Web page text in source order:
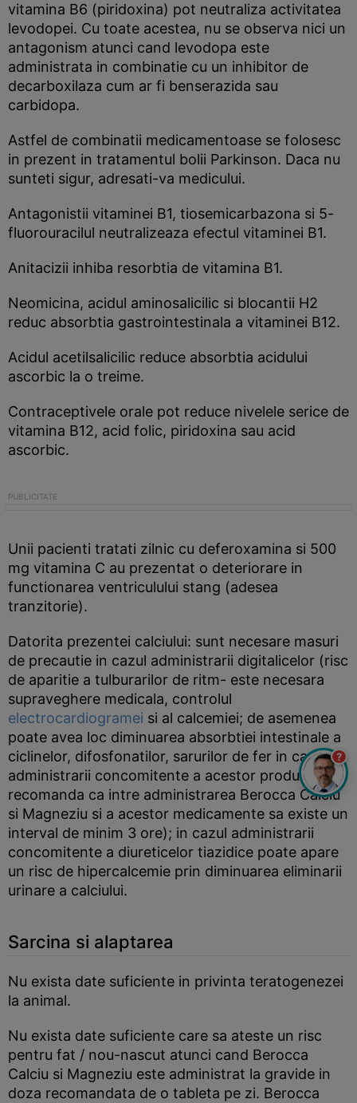
vitamina B6 (piridoxina) pot neutraliza activitatea
levodopei. Cu toate acestea, nu se observa nici un
antagonism atunci cand levodopa este
administrata in combinatie cu un inhibitor de
decarboxilaza cum ar fi benserazida sau
carbidopa.
Astfel de combinatii medicamentoase se folosesc
in prezent in tratamentul bolii Parkinson. Daca nu
sunteti sigur, adresati-va medicului.
Antagonistii vitaminei B1, tiosemicarbazona si 5-
fluorouracilul neutralizeaza efectul vitaminei B1.
Anitacizii inhiba resorbtia de vitamina B1.
Neomicina, acidul aminosalicilic si blocantii H2
reduc absorbtia gastrointestinala a vitaminei B12.
Acidul acetilsalicilic reduce absorbtia acidului
ascorbic la o treime.
Contraceptivele orale pot reduce nivelele serice de
vitamina B12, acid folic, piridoxina sau acid
ascorbic.
Unii pacienti tratati zilnic cu deferoxamina si 500
mg vitamina C au prezentat o deteriorare in
functionarea ventriculului stang (adesea
tranzitorie).
Datorita prezentei calciului: sunt necesare masuri
de precautie in cazul administrarii digitalicelor (risc
de aparitie a tulburarilor de ritm- este necesara
supraveghere medicala, controlul
electrocardiogramei si al calcemiei; de asemenea
poate avea loc diminuarea absorbtiei intestinale a
ciclinelor, difosfonatilor, sarurilor de fer in cazul
administrarii concomitente a acestor produse (se
recomanda ca intre administrarea Berocca Calciu
si Magneziu si a acestor medicamente sa existe un
interval de minim 3 ore); in cazul administrarii
concomitente a diureticelor tiazidice poate apare
un risc de hipercalcemie prin diminuarea eliminarii
urinare a calciului.
Sarcina si alaptarea
Nu exista date suficiente in privinta teratogenezei
la animal.
Nu exista date suficiente care sa ateste un risc
pentru fat / nou-nascut atunci cand Berocca
Calciu si Magneziu este administrat la gravide in
doza recomandata de o tableta pe zi. Berocca
?